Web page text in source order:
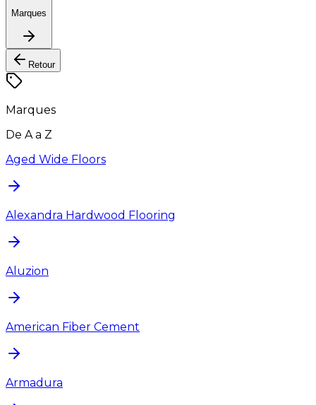
Marques
Retour
Marques
De A a Z
Aged Wide Floors
Alexandra Hardwood Flooring
Aluzion
American Fiber Cement
Armadura